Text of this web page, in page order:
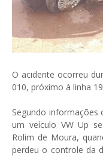
O acidente ocorreu
010, próximo à linha
Segundo
um veículo VW Up
Rolim de Moura,
perdeu o controle da